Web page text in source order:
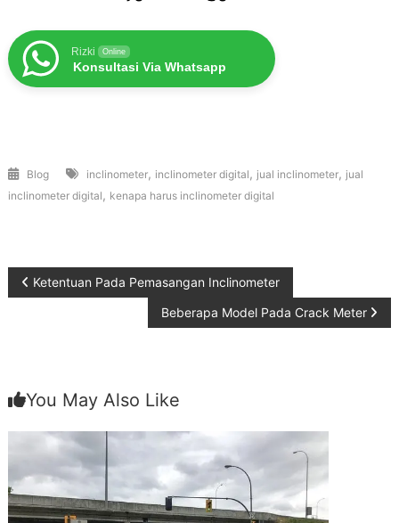
Rizki Online
Konsultasi Via Whatsapp
Blog inclinometer, inclinometer digital , jual inclinometer, jual
inclinometer digital , kenapa harus inclinometer digital
Post
Ketentuan Pada Pemasangan Inclinometer
Beberapa Model Pada Crack Meter
You May Also Like